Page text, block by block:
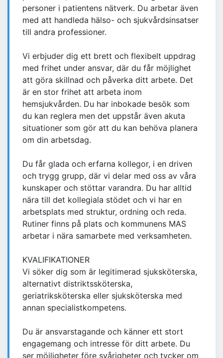
personer i patientens nätverk. Du arbetar även
med att handleda hälso- och sjukvårdsinsatser
till andra professioner.
Vi erbjuder dig ett brett och flexibelt uppdrag
med frihet under ansvar, där du får möjlighet
att göra skillnad och påverka ditt arbete. Det
är en stor frihet att arbeta inom
hemsjukvården. Du har inbokade besök som
du kan reglera men det uppstår även akuta
situationer som gör att du kan behöva planera
om din arbetsdag.
Du får glada och erfarna kollegor, i en driven
och trygg grupp, där vi delar med oss av våra
kunskaper och stöttar varandra. Du har alltid
nära till det kollegiala stödet och vi har en
arbetsplats med struktur, ordning och reda.
Rutiner finns på plats och kommunens MAS
arbetar i nära samarbete med verksamheten.
KVALIFIKATIONER
Vi söker dig som är legitimerad sjuksköterska,
alternativt distriktssköterska,
geriatriksköterska eller sjuksköterska med
annan specialistkompetens.
Du är ansvarstagande och känner ett stort
engagemang och intresse för ditt arbete. Du
ser möjligheter före svårigheter och tycker om